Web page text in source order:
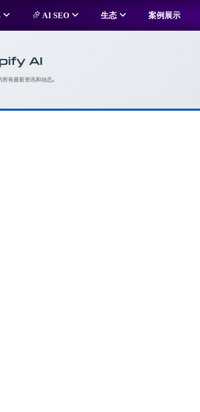
AI SEO 生态 案例展示
AI
有最新资讯和动态。